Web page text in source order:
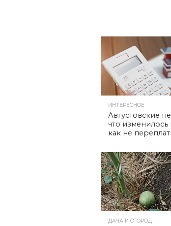
ИНТЕРЕСНОЕ
Августовские
что изменилось
как не
ДАЧА И ОГОРОД